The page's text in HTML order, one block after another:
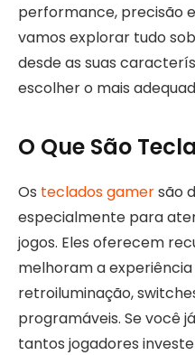
performance, precisão
vamos explorar tudo
desde as suas
escolher o mais
O Que São
Os teclados gamersão
especialmente para
jogos. Eles oferecem
melhoram a
retroiluminação,
programáveis. Se você
tantos jogadores